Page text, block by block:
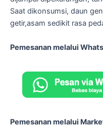
Saat dikonsumsi, daun
getir,asam sedikit rasa
Pemesanan melalui
Pemesanan melalui